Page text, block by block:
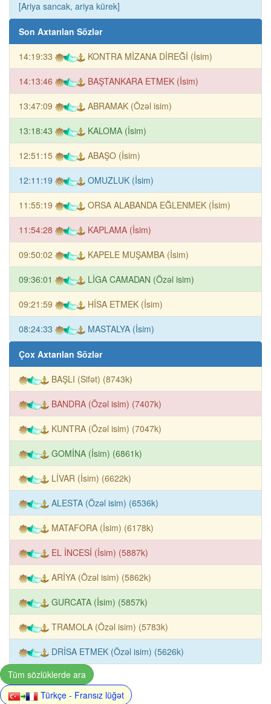
[Ariya sancak, ariya kürek]
Son Axtarılan Sözlər
14:19:33 KONTRA MİZANA DİREĞİ (İsim)
14:13:46 BAŞTANKARA ETMEK (İsim)
13:47:09 ABRAMAK (Özəl isim)
13:18:43 KALOMA (İsim)
12:51:15 ABAŞO (İsim)
12:11:19 OMUZLUK (İsim)
11:55:19 ORSA ALABANDA EĞLENMEK (İsim)
11:54:28 KAPLAMA (İsim)
09:50:02 KAPELE MUŞAMBA (İsim)
09:36:01 LİGA CAMADAN (Özəl isim)
09:21:59 HİSA ETMEK (İsim)
08:24:33 MASTALYA (İsim)
Çox Axtarılan Sözlər
BAŞLI (Sifət) (8743k)
BANDRA (Özəl isim) (7407k)
KUNTRA (Özəl isim) (7047k)
GOMİNA (İsim) (6861k)
LİVAR (İsim) (6622k)
ALESTA (Özəl isim) (6536k)
MATAFORA (İsim) (6178k)
EL İNCESİ (İsim) (5887k)
ARİYA (Özəl isim) (5862k)
GURCATA (İsim) (5857k)
TRAMOLA (Özəl isim) (5783k)
DRİSA ETMEK (Özəl isim) (5626k)
Tüm sözlüklerde ara
Türkçe - Fransız lüğət